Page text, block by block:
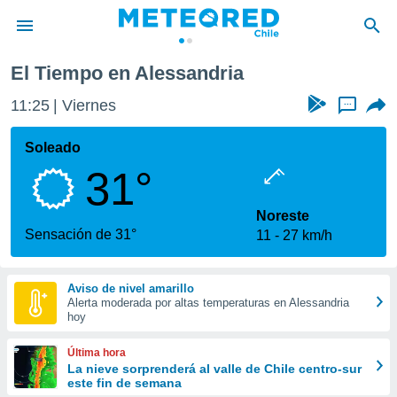
de
por
que se
calidad.
a este
las
y
forma
digital
basada
El Tiempo en Alessandria
11:25 Viernes ...
Soleado
31°
Sensación de 31°
Noreste
11
27 km/h
Aviso de nivel amarillo
Alerta moderada por altas temperaturas en Alessandria
hoy
Última hora
La nieve sorprenderá al valle de Chile centro-sur
este fin de semana